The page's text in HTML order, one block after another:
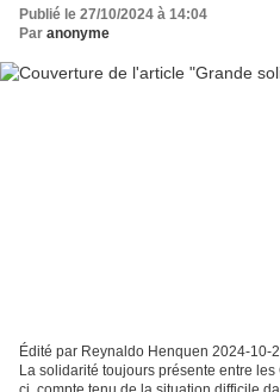
Publié le 27/10/2024 à 14:04
Par anonyme
Édité par Reynaldo Henquen 2024-10-
La solidarité toujours présente entre